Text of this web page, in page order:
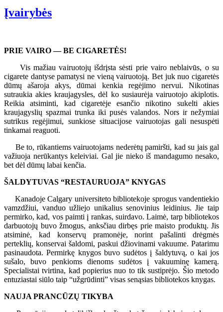
Įvairybės
PRIE VAIRO — BE CIGARETĖS!
Vis mažiau vairuotojų išdrįsta sėsti prie vairo neblaivūs, o su
cigarete dantyse pamatysi ne vieną vairuotoją. Bet juk nuo cigaretės
dūmų ašaroja akys, dūmai kenkia regėjimo nervui. Nikotinas
sutraukia akies kraujagysles, dėl ko susiaurėja vairuotojo akiplotis.
Reikia atsiminti, kad cigaretėje esančio nikotino sukelti akies
kraujagyslių spazmai trunka iki pusės valandos. Nors ir nežymiai
sutrikus regėjimui, sunkiose situacijose vairuotojas gali nesuspėti
tinkamai reaguoti.
Be to, rūkantiems vairuotojams nederėtų pamiršti, kad su jais gal
važiuoja nerūkantys keleiviai. Gal jie nieko iš mandagumo nesako,
bet dėl dūmų labai kenčia.
ŠALDYTUVAS “RESTAURUOJA” KNYGAS
Kanadoje Calgary universiteto bibliotekoje sprogus vandentiekio
vamzdžiui, vanduo užliejo unikalius senovinius leidinius. Jie taip
permirko, kad, vos paimti į rankas, suirdavo. Laimė, tarp bibliotekos
darbuotojų buvo žmogus, anksčiau dirbęs prie maisto produktų. Jis
atsiminė, kad konservų pramonėje, norint pašalinti drėgmės
perteklių, konservai šaldomi, paskui džiovinami vakuume. Patarimu
pasinaudota. Permirkę knygos buvo sudėtos į šaldytuvą, o kai jos
sušalo, buvo penkioms dienoms sudėtos į vakuuminę kamerą.
Specialistai tvirtina, kad popierius nuo to tik sustiprėjo. Šio metodo
entuziastai siūlo taip “užgrūdinti” visas senąsias bibliotekos knygas.
NAUJA PRANCŪZŲ TIKYBA